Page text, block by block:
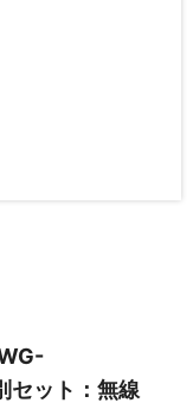
セット：無線